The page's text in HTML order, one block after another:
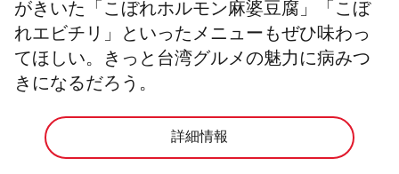
がきいた「こぼれホルモン麻婆豆腐」「こぼ
れエビチリ」といったメニューもぜひ味わっ
てほしい。きっと台湾グルメの魅力に病みつ
きになるだろう。
詳細情報